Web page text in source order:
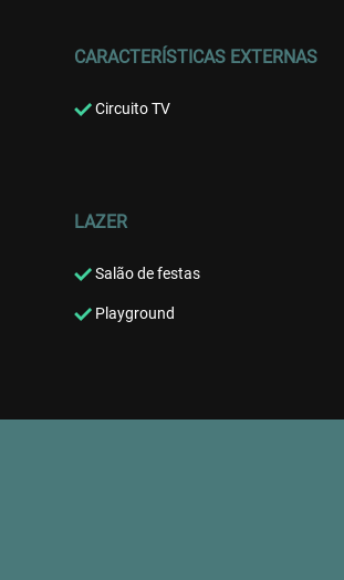
CARACTERÍSTICAS EXTERNAS
Circuito TV
LAZER
Salão de festas
Playground